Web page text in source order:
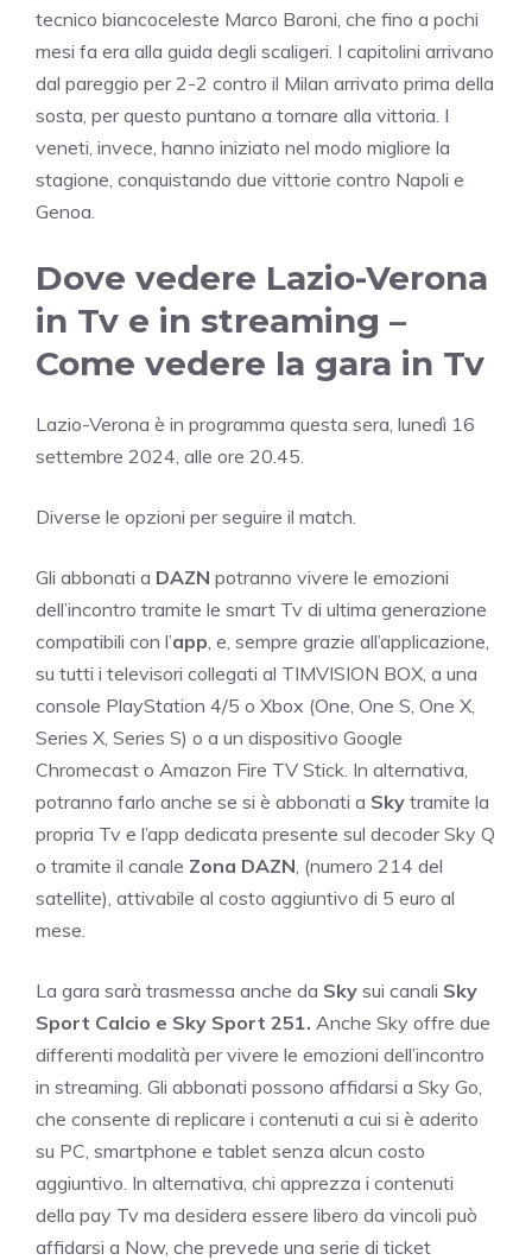
tecnico biancoceleste Marco Baroni, che fino a pochi
mesi fa era alla guida degli scaligeri. I capitolini arrivano
dal pareggio per 2-2 contro il Milan arrivato prima della
sosta, per questo puntano a tornare alla vittoria. I
veneti, invece, hanno iniziato nel modo migliore la
stagione, conquistando due vittorie contro Napoli e
Genoa.
Dove vedere Lazio-Verona
in Tv e in streaming –
Come vedere la gara in Tv
Lazio-Verona è in programma questa sera, lunedì 16
settembre 2024, alle ore 20.45.
Diverse le opzioni per seguire il match.
Gli abbonati a DAZN potranno vivere le emozioni
dell’incontro tramite le smart Tv di ultima generazione
compatibili con l’app , e, sempre grazie all’applicazione,
su tutti i televisori collegati al TIMVISION BOX, a una
console PlayStation 4/5 o Xbox (One, One S, One X,
Series X, Series S) o a un dispositivo Google
Chromecast o Amazon Fire TV Stick. In alternativa,
potranno farlo anche se si è abbonati a Sky tramite la
propria Tv e l’app dedicata presente sul decoder Sky Q
o tramite il canale Zona DAZN , (numero 214 del
satellite), attivabile al costo aggiuntivo di 5 euro al
mese.
La gara sarà trasmessa anche da Sky sui canali Sky
Sport Calcio e Sky Sport 251. Anche Sky offre due
differenti modalità per vivere le emozioni dell’incontro
in streaming. Gli abbonati possono affidarsi a Sky Go,
che consente di replicare i contenuti a cui si è aderito
su PC, smartphone e tablet senza alcun costo
aggiuntivo. In alternativa, chi apprezza i contenuti
della pay Tv ma desidera essere libero da vincoli può
affidarsi a Now, che prevede una serie di ticket